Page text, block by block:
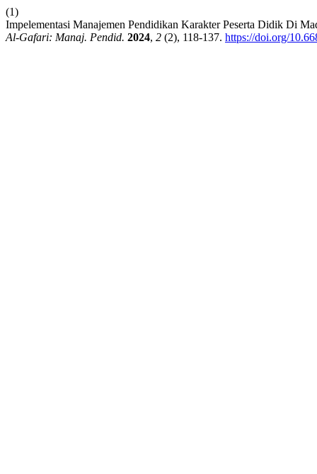
(1)
Impelementasi Manajemen Pendidikan Karakter Peserta Didik Di
Al-Gafari: Manaj. Pendid. 2024, 2 (2), 118-137. https://doi.org/